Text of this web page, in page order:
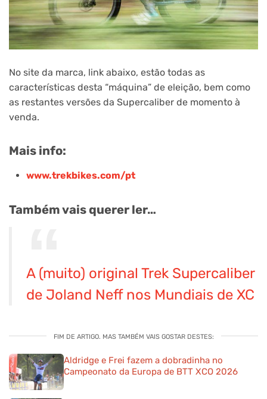
No site da marca, link abaixo, estão todas as
características desta “máquina” de eleição, bem como
as restantes versões da Supercaliber de momento à
venda.
Mais info:
www.trekbikes.com/pt
Também vais querer ler…
A (muito) original Trek Supercaliber
de Joland Neff nos Mundiais de XC
FIM DE ARTIGO. MAS TAMBÉM VAIS GOSTAR DESTES:
Aldridge e Frei fazem a dobradinha no
Campeonato da Europa de BTT XCO 2026